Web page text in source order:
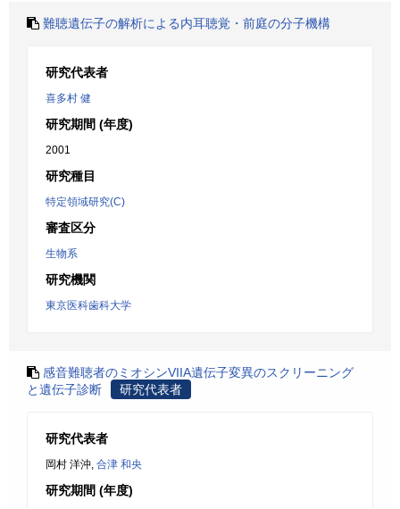
難聴遺伝子の解析による内耳聴覚・前庭の分子機構
研究代表者
喜多村 健
研究期間 (年度)
2001
研究種目
特定領域研究(C)
審査区分
生物系
研究機関
東京医科歯科大学
感音難聴者のミオシンVIIA遺伝子変異のスクリーニング
と遺伝子診断
研究代表者
研究代表者
岡村 洋沖, 合津 和央
研究期間 (年度)